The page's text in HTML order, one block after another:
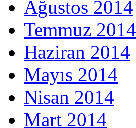
Ağustos 2014
Temmuz 2014
Haziran 2014
Mayıs 2014
Nisan 2014
Mart 2014